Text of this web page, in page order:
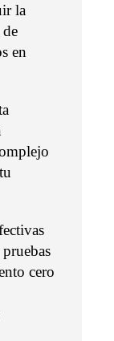
la
en
cero